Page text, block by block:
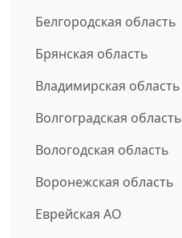
Белгородская область
Брянская область
Владимирская область
Волгоградская область
Вологодская область
Воронежская область
Еврейская АО